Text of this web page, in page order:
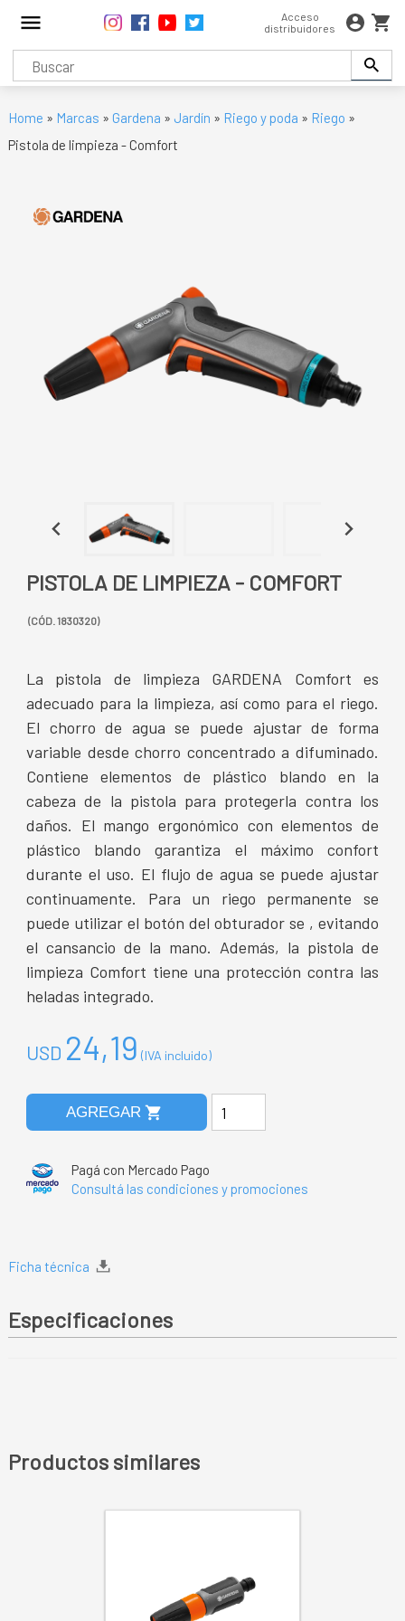
Acceso
distribuidores
Home » Marcas » Gardena » Jardín » Riego y poda » Riego »
Pistola de limpieza - Comfort
PISTOLA DE LIMPIEZA - COMFORT
(CÓD. 1830320)
La pistola de limpieza GARDENA Comfort es
adecuado para la limpieza, así como para el riego.
El chorro de agua se puede ajustar de forma
variable desde chorro concentrado a difuminado.
Contiene elementos de plástico blando en la
cabeza de la pistola para protegerla contra los
daños. El mango ergonómico con elementos de
plástico blando garantiza el máximo confort
durante el uso. El flujo de agua se puede ajustar
continuamente. Para un riego permanente se
puede utilizar el botón del obturador se , evitando
el cansancio de la mano. Además, la pistola de
limpieza Comfort tiene una protección contra las
heladas integrado.
USD 24,19 (IVA incluido)
AGREGAR shopping_cart
Pagá con Mercado Pago
Consultá las condiciones y promociones
Ficha técnica
Especificaciones
Productos similares